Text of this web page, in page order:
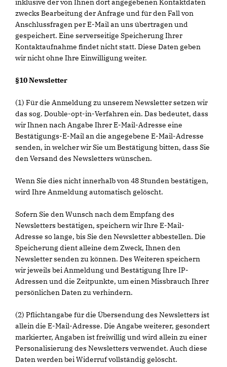
inklusive der von Ihnen dort angegebenen Kontaktdaten
zwecks Bearbeitung der Anfrage und für den Fall von
Anschlussfragen per E-Mail an uns übertragen und
gespeichert. Eine serverseitige Speicherung Ihrer
Kontaktaufnahme findet nicht statt. Diese Daten geben
wir nicht ohne Ihre Einwilligung weiter.
§10 Newsletter
(1) Für die Anmeldung zu unserem Newsletter setzen wir
das sog. Double-opt-in-Verfahren ein. Das bedeutet, dass
wir Ihnen nach Angabe Ihrer E-Mail-Adresse eine
Bestätigungs-E-Mail an die angegebene E-Mail-Adresse
senden, in welcher wir Sie um Bestätigung bitten, dass Sie
den Versand des Newsletters wünschen.
Wenn Sie dies nicht innerhalb von 48 Stunden bestätigen,
wird Ihre Anmeldung automatisch gelöscht.
Sofern Sie den Wunsch nach dem Empfang des
Newsletters bestätigen, speichern wir Ihre E-Mail-
Adresse so lange, bis Sie den Newsletter abbestellen. Die
Speicherung dient alleine dem Zweck, Ihnen den
Newsletter senden zu können. Des Weiteren speichern
wir jeweils bei Anmeldung und Bestätigung Ihre IP-
Adressen und die Zeitpunkte, um einen Missbrauch Ihrer
persönlichen Daten zu verhindern.
(2) Pflichtangabe für die Übersendung des Newsletters ist
allein die E-Mail-Adresse. Die Angabe weiterer, gesondert
markierter, Angaben ist freiwillig und wird allein zu einer
Personalisierung des Newsletters verwendet. Auch diese
Daten werden bei Widerruf vollständig gelöscht.